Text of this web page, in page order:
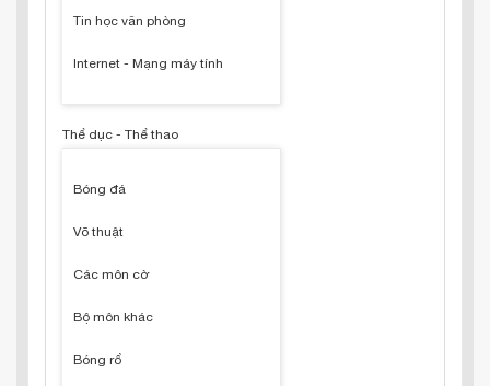
Tin học văn phòng
Internet - Mạng máy tính
Thể dục - Thể thao
Bóng đá
Võ thuật
Các môn cờ
Bộ môn khác
Bóng rổ